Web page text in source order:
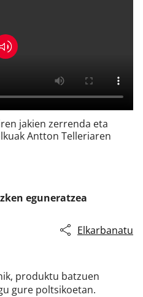
jakien zerrenda eta
Antton Telleriaren
eguneratzea
Elkarbanatu
produktu batzuen
gure poltsikoetan.